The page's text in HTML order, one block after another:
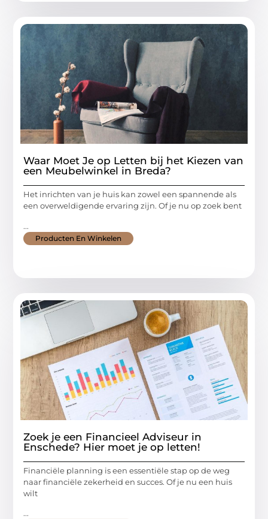
Waar Moet Je op Letten bij het Kiezen van
een Meubelwinkel in Breda?
Het inrichten van je huis kan zowel een spannende als
een overweldigende ervaring zijn. Of je nu op zoek bent
...
Producten En Winkelen
Zoek je een Financieel Adviseur in
Enschede? Hier moet je op letten!
Financiële planning is een essentiële stap op de weg
naar financiële zekerheid en succes. Of je nu een huis
wilt
...